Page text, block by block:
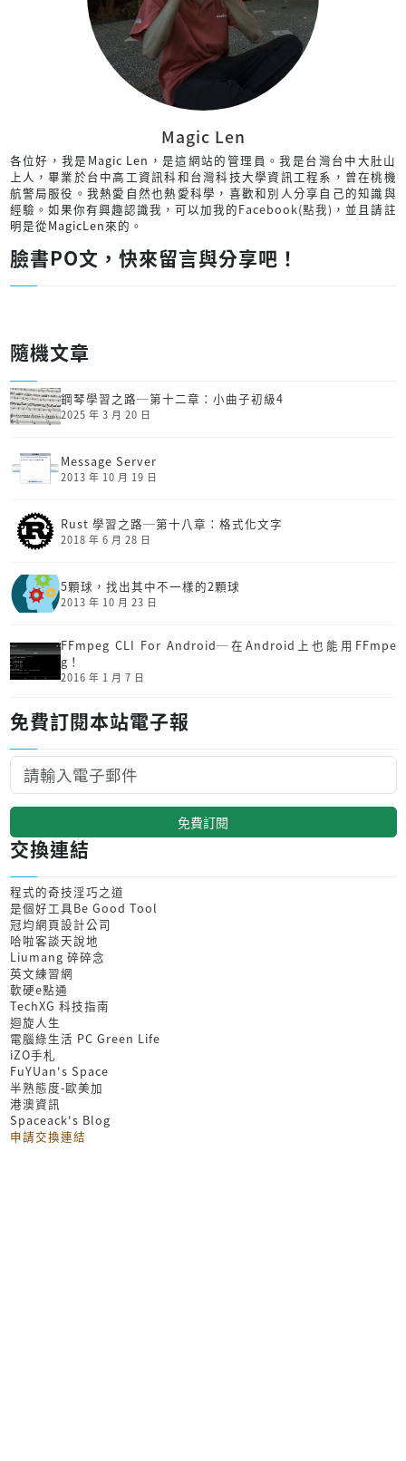
Magic Len
各位好，我是Magic Len，是這網站的管理員。我是台灣台中大肚山
上人，畢業於台中高工資訊科和台灣科技大學資訊工程系，曾在桃機
航警局服役。我熱愛自然也熱愛科學，喜歡和別人分享自己的知識與
經驗。如果你有興趣認識我，可以加我的Facebook(點我) ，並且請註
明是從MagicLen來的。
臉書PO文，快來留言與分享吧！
隨機文章
鋼琴學習之路─第十二章：小曲子初級4
2025 年 3 月 20 日
Message Server
2013 年 10 月 19 日
Rust 學習之路─第十八章：格式化文字
2018 年 6 月 28 日
5顆球，找出其中不一樣的2顆球
2013 年 10 月 23 日
FFmpeg CLI For Android─在Android上也能用FFmpe
g！
2016 年 1 月 7 日
免費訂閱本站電子報
免費訂閱
交換連結
程式的奇技淫巧之道
是個好工具Be Good Tool
冠均網頁設計公司
哈啦客談天說地
Liumang 碎碎念
英文練習網
軟硬e點通
TechXG 科技指南
迴旋人生
電腦綠生活 PC Green Life
iZO手札
FuYUan's Space
半熟態度-歐美加
港澳資訊
Spaceack's Blog
申請交換連結